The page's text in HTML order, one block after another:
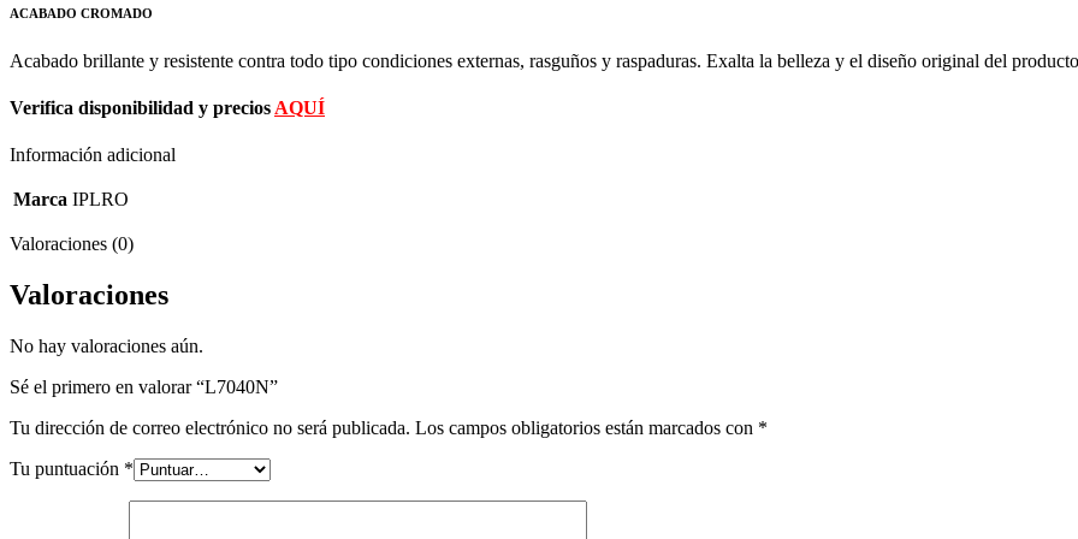
ACABADO CROMADO
Acabado brillante y resistente contra todo tipo condiciones externas, rasguños y raspaduras. Exalta la belleza y el diseño original del
Verifica disponibilidad y precios AQUÍ
Información adicional
Marca IPLRO
Valoraciones (0)
Valoraciones
No hay valoraciones aún.
Sé el primero en valorar “L7040N”
Tu dirección de correo electrónico no será publicada. Los campos obligatorios están marcados con *
Tu puntuación *